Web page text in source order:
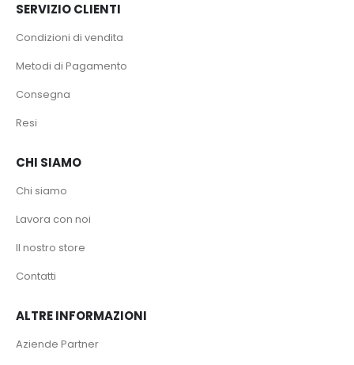
SERVIZIO CLIENTI
Condizioni di vendita
Metodi di Pagamento
Consegna
Resi
CHI SIAMO
Chi siamo
Lavora con noi
Il nostro store
Contatti
ALTRE INFORMAZIONI
Aziende Partner